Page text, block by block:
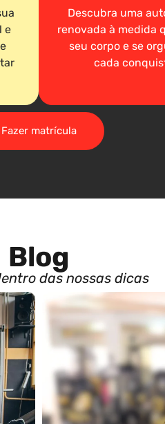
e
Descubra uma
renovada à medida
seu corpo e se
cada
Fazer matrícula
Blog
das nossas dicas